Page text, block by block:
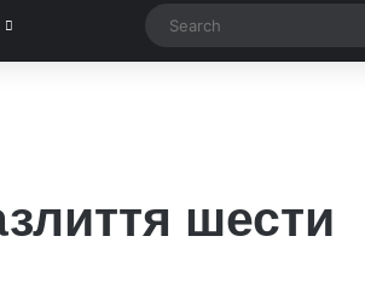
шести